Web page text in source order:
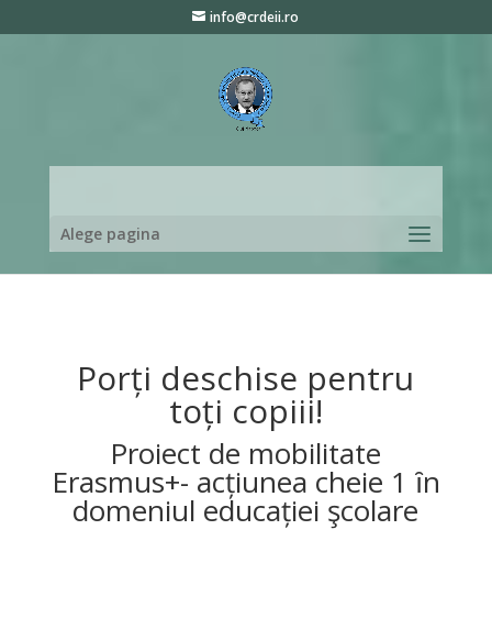
info@crdeii.ro
Alege pagina
Porți deschise pentru
toți copiii!
Proiect de mobilitate
Erasmus+- acțiunea cheie 1 ȋn
domeniul educației şcolare